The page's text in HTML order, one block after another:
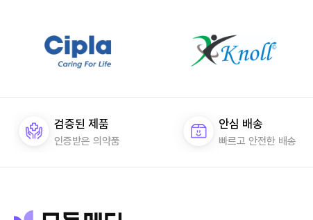
검증된 제품
인증받은 의약품
안심 배송
빠르고 안전한 배송